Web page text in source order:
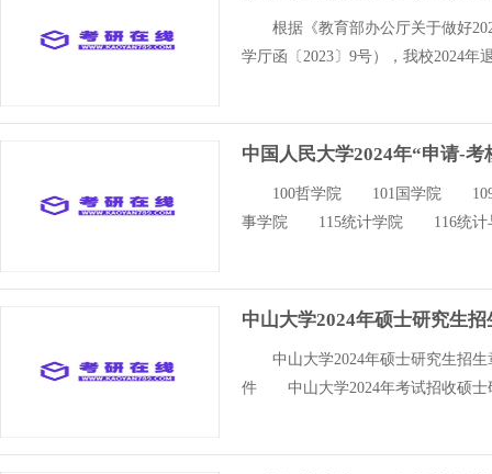
根据《教育部办公厅关于做好
学厅函〔2023〕9号），我校2024年
中国人民大学2024年“申请-
100哲学院 101国学院 109
事学院 115统计学院 116统计
中山大学2024年硕士研究生
中山大学2024年硕士研究生招生
件 中山大学2024年考试招收硕